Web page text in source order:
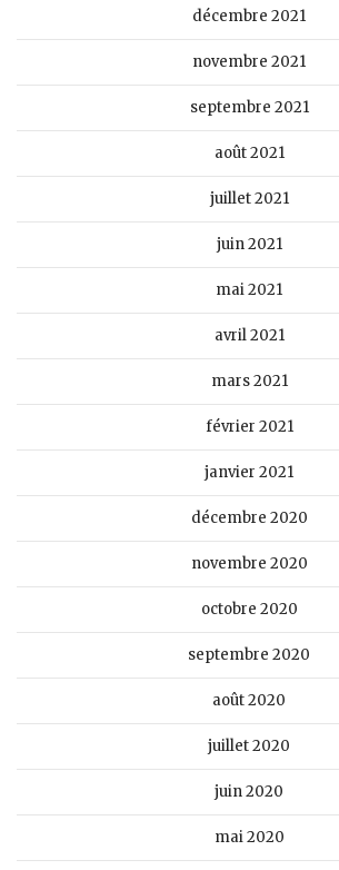
décembre 2021
novembre 2021
septembre 2021
août 2021
juillet 2021
juin 2021
mai 2021
avril 2021
mars 2021
février 2021
janvier 2021
décembre 2020
novembre 2020
octobre 2020
septembre 2020
août 2020
juillet 2020
juin 2020
mai 2020